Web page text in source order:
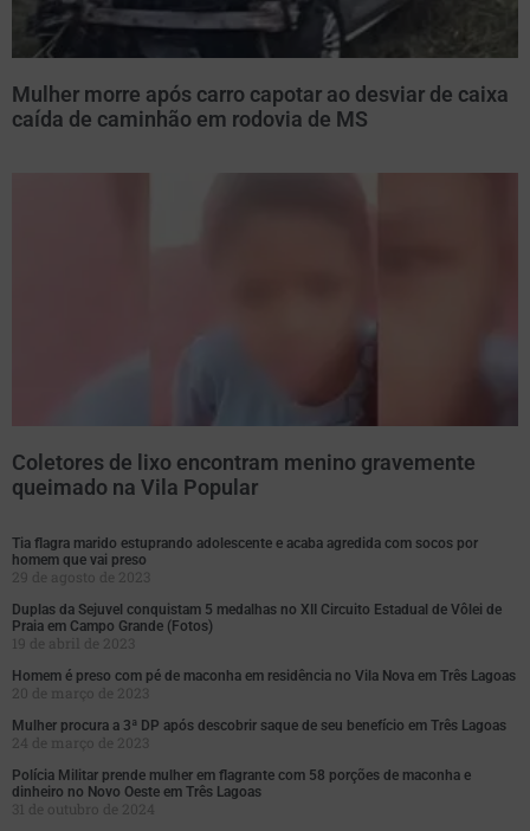
Mulher morre após carro capotar ao desviar de caixa
caída de caminhão em rodovia de MS
Coletores de lixo encontram menino gravemente
queimado na Vila Popular
Tia flagra marido estuprando adolescente e acaba agredida com socos por
homem que vai preso
29 de agosto de 2023
Duplas da Sejuvel conquistam 5 medalhas no XII Circuito Estadual de Vôlei de
Praia em Campo Grande (Fotos)
19 de abril de 2023
Homem é preso com pé de maconha em residência no Vila Nova em Três Lagoas
20 de março de 2023
Mulher procura a 3ª DP após descobrir saque de seu benefício em Três Lagoas
24 de março de 2023
Polícia Militar prende mulher em flagrante com 58 porções de maconha e
dinheiro no Novo Oeste em Três Lagoas
31 de outubro de 2024